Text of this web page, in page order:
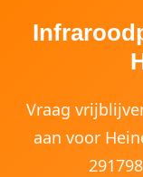
Vraag
aan voor